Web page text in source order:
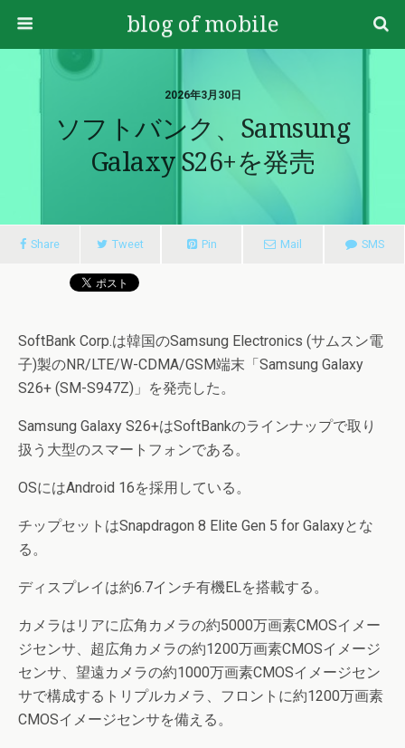
blog of mobile
2026年3月30日
ソフトバンク、Samsung
Galaxy S26+を発売
Share Tweet Pin Mail SMS
SoftBank Corp.は韓国のSamsung Electronics (サムスン電
子)製のNR/LTE/W-CDMA/GSM端末「Samsung Galaxy
S26+ (SM-S947Z)」を発売した。
Samsung Galaxy S26+はSoftBankのラインナップで取り
扱う大型のスマートフォンである。
OSにはAndroid 16を採用している。
チップセットはSnapdragon 8 Elite Gen 5 for Galaxyとな
る。
ディスプレイは約6.7インチ有機ELを搭載する。
カメラはリアに広角カメラの約5000万画素CMOSイメー
ジセンサ、超広角カメラの約1200万画素CMOSイメージ
センサ、望遠カメラの約1000万画素CMOSイメージセン
サで構成するトリプルカメラ、フロントに約1200万画素
CMOSイメージセンサを備える。